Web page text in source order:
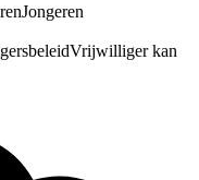
Jongeren
Vrijwilliger kan